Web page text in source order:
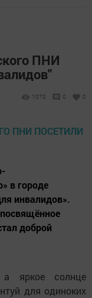
ПНИ
1070 0 0
в городе
инвалидов».
доброй
яркое солнце
для одиноких